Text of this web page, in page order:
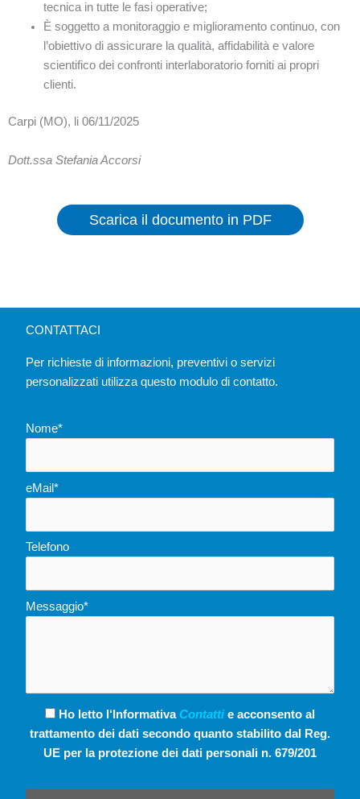
tecnica in tutte le fasi operative;
È soggetto a monitoraggio e miglioramento continuo, con
l’obiettivo di assicurare la qualità, affidabilità e valore
scientifico dei confronti interlaboratorio forniti ai propri
clienti.
Carpi (MO), li 06/11/2025
Dott.ssa Stefania Accorsi
Scarica il documento in PDF
CONTATTACI
Per richieste di informazioni, preventivi o servizi
personalizzati utilizza questo modulo di contatto.
Nome*
eMail*
Telefono
Messaggio*
Ho letto l‘Informativa Contattie acconsento al
trattamento dei dati secondo quanto stabilito dal Reg.
UE per la protezione dei dati personali n. 679/201